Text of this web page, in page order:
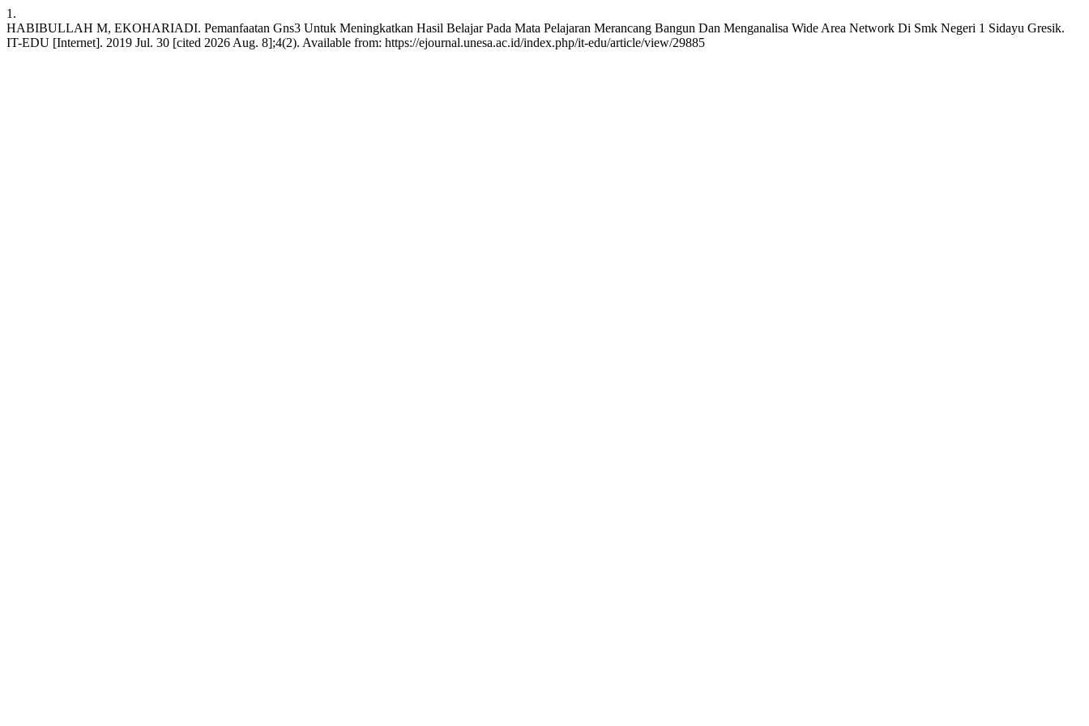
1.
HABIBULLAH M, EKOHARIADI. Pemanfaatan Gns3 Untuk Meningkatkan Hasil Belajar Pada Mata Pelajaran Merancang Bangun Dan Menganalisa Wide Area Network Di Smk Negeri 1 Sidayu Gresik.
IT-EDU [Internet]. 2019 Jul. 30 [cited 2026 Aug. 8];4(2). Available from: https://ejournal.unesa.ac.id/index.php/it-edu/article/view/29885